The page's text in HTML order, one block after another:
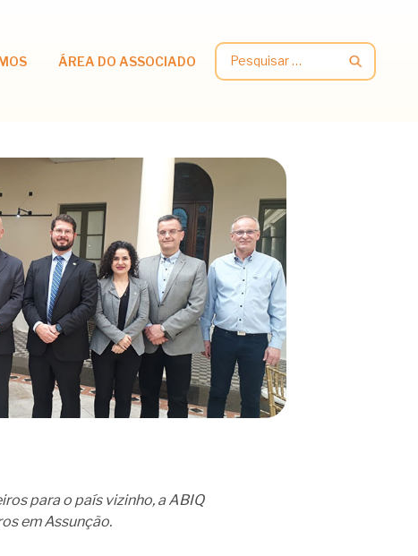
ÁREA DO ASSOCIADO
Pesquisar
por:
para o país vizinho, a ABIQ
em Assunção.